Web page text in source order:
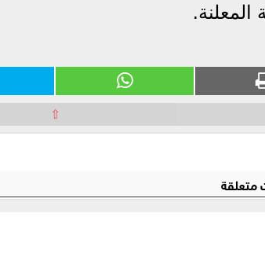
المعلنة.
⇧